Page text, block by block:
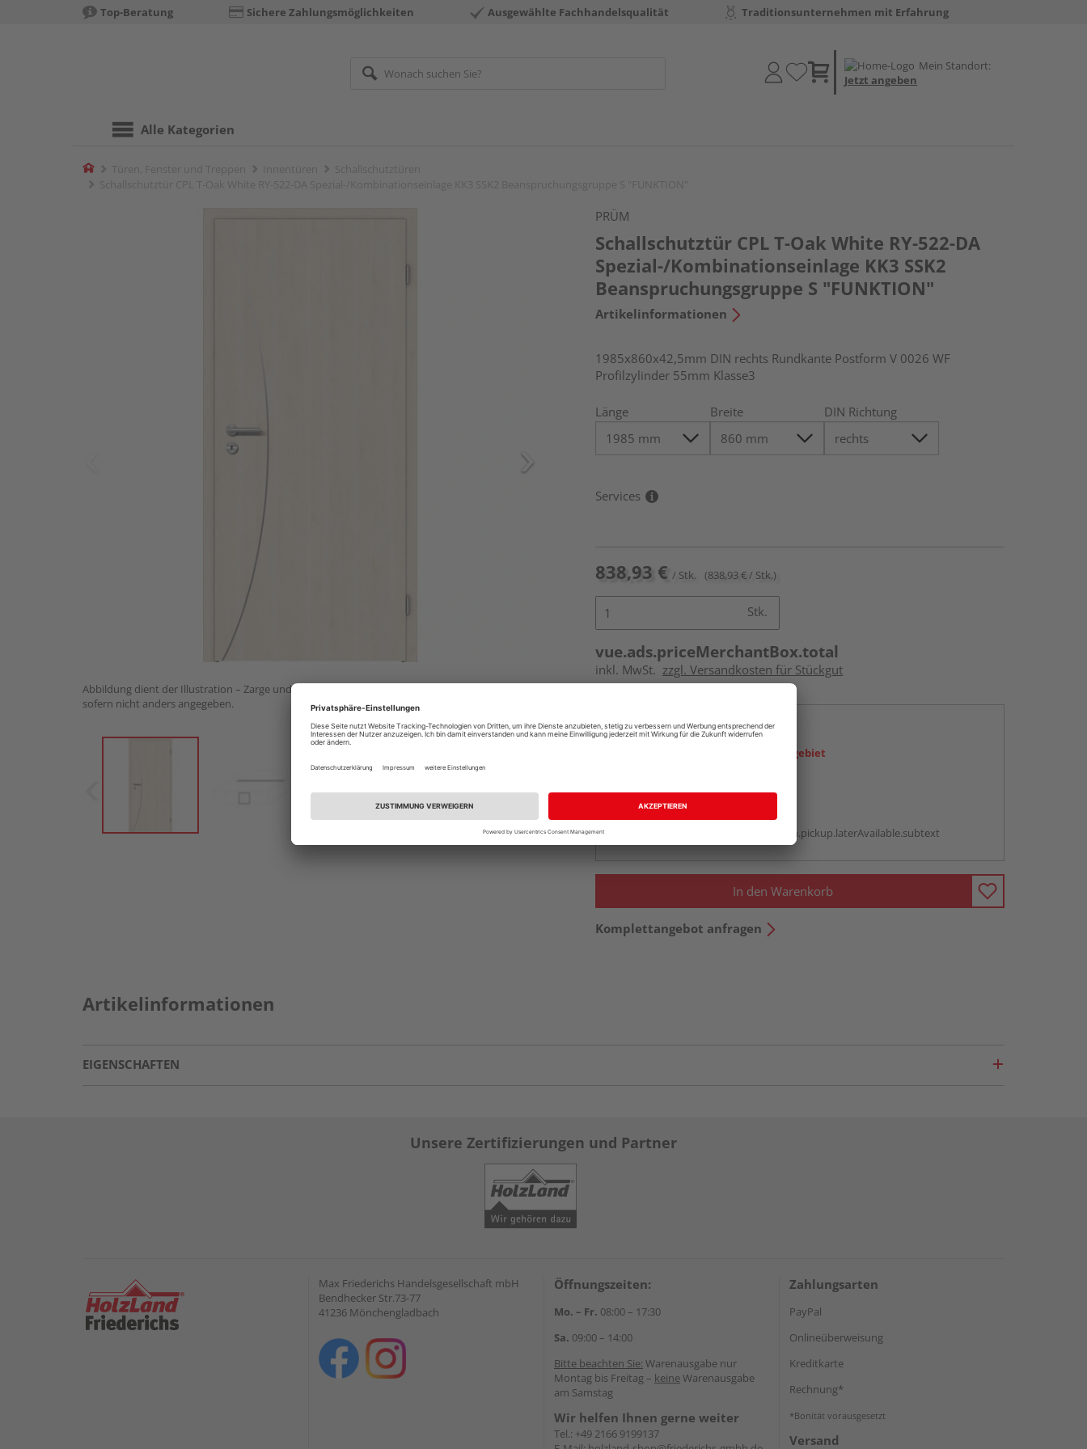
Top-Beratung Sichere Zahlungsmöglichkeiten Ausgewählte Fachhandelsqualität Traditionsunternehmen mit Erfahrung
Mein Standort:
Jetzt angeben
Alle Kategorien
Home
Abbildung dient der Illustration – Zarge und Drückergarnitur nicht im Lieferumfang enthalten,
sofern nicht anders angegeben.
PRÜM
Schallschutztür CPL T-Oak White RY-522-DA
Spezial-/Kombinationseinlage KK3 SSK2
Beanspruchungsgruppe S "FUNKTION"
Artikelinformationen
1985x860x42,5mm DIN rechts Rundkante Postform V 0026 WF
Profilzylinder 55mm Klasse3
Länge Breite DIN Richtung
Services
838,93 € / Stk. (838,93 € / Stk.)
Stk.
vue.ads.priceMerchantBox.total
inkl. MwSt.zzgl. Versandkosten für Stückgut
Online bestellen
Ihr Standort ist nicht im Liefergebiet
Beim Händler abholen
Auf Vorbestellung:
vue.ads.priceMerchantBox.option.pickup.laterAvailable.subtext
In den Warenkorb
Komplettangebot anfragen
Artikelinformationen
EIGENSCHAFTEN
Unsere Zertifizierungen und Partner
Max Friederichs Handelsgesellschaft mbH
Bendhecker Str.73-77
41236 Mönchengladbach
Öffnungszeiten:
Mo. – Fr. 08:00 – 17:30
Sa. 09:00 – 14:00
Bitte beachten Sie: Warenausgabe nur
Montag bis Freitag – keineWarenausgabe
am Samstag
Wir helfen Ihnen gerne weiter
Tel.: +49 2166 9199137
Zahlungsarten
PayPal
Onlineüberweisung
Kreditkarte
Rechnung*
*Bonität vorausgesetzt
Versand